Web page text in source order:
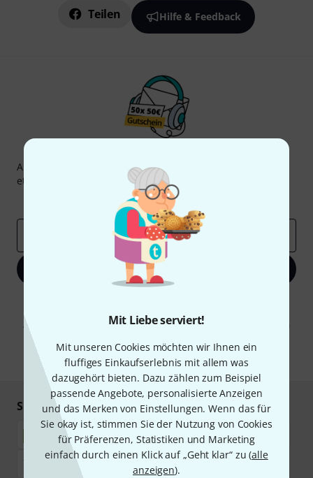
Mit Liebe serviert!
Mit unseren Cookies möchten wir Ihnen ein
fluffiges Einkaufserlebnis mit allem was
dazugehört bieten. Dazu zählen zum Beispiel
passende Angebote, personalisierte Anzeigen
und das Merken von Einstellungen. Wenn das für
Sie okay ist, stimmen Sie der Nutzung von Cookies
für Präferenzen, Statistiken und Marketing
einfach durch einen Klick auf „Geht klar“ zu (alle
anzeigen).
Teilen Hilfe & Feedback
Abonniere den Thomann Newsletter und gewinne mit
etwas Glück einen von
50 Gutscheinen
Inspirierende Beiträge
Deals
Jetzt anmelden
Werbung und einer Messung des E-Mail-Nutzungsverhaltens zu. Die
Abmeldung ist jederzeit möglich. Weitere Informationen finden Sie in
* Pflichtfeld
Sicher einkaufen & bezahlen